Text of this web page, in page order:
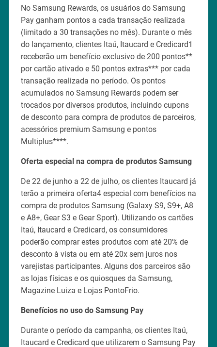
No Samsung Rewards, os usuários do Samsung
Pay ganham pontos a cada transação realizada
(limitado a 30 transações no mês). Durante o mês
do lançamento, clientes Itaú, Itaucard e Credicard1
receberão um benefício exclusivo de 200 pontos**
por cartão ativado e 50 pontos extras*** por cada
transação realizada no período. Os pontos
acumulados no Samsung Rewards podem ser
trocados por diversos produtos, incluindo cupons
de desconto para compra de produtos de parceiros,
acessórios premium Samsung e pontos
Multiplus****.
Oferta especial na compra de produtos Samsung
De 22 de junho a 22 de julho, os clientes Itaucard já
terão a primeira oferta4 especial com benefícios na
compra de produtos Samsung (Galaxy S9, S9+, A8
e A8+, Gear S3 e Gear Sport). Utilizando os cartões
Itaú, Itaucard e Credicard, os consumidores
poderão comprar estes produtos com até 20% de
desconto à vista ou em até 20x sem juros nos
varejistas participantes. Alguns dos parceiros são
as lojas físicas e os quiosques da Samsung,
Magazine Luiza e Lojas PontoFrio.
Benefícios no uso do Samsung Pay
Durante o período da campanha, os clientes Itaú,
Itaucard e Credicard que utilizarem o Samsung Pay